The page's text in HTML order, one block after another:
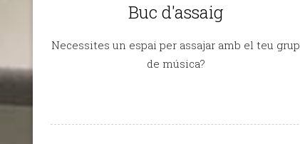
Buc d'assaig
Necessites un espai per assajar amb el teu grup
de música?